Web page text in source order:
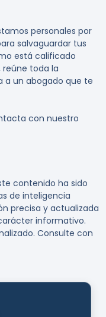
personales por
salvaguardar tus
está calificado
toda la
a un abogado que te
con nuestro
contenido ha sido
de inteligencia
precisa y actualizada
informativo.
Consulte con